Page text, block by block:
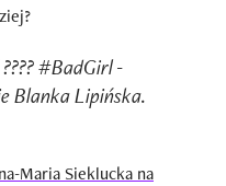
#BadGirl -
Blanka Lipińska.
Maria Sieklucka na